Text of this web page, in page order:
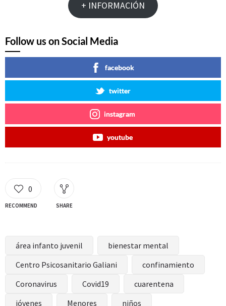
+ INFORMACIÓN
Follow us on Social Media
facebook
twitter
instagram
youtube
0
RECOMMEND SHARE
área infanto juvenil
bienestar mental
Centro Psicosanitario Galiani
confinamiento
Coronavirus
Covid19
cuarentena
jóvenes
Menores niños